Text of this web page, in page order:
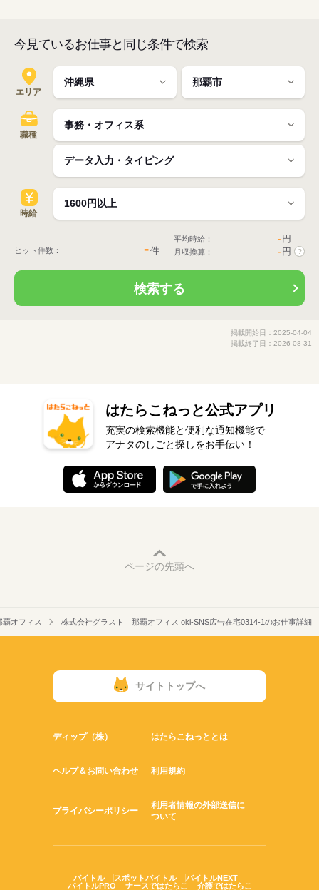
今見ているお仕事と同じ条件で検索
エリア
職種
時給
ヒット件数： -件
平均時給： - 円
月収換算： - 円 ?
検索する
掲載開始日：2025-04-04
掲載終了日：2026-08-31
はたらこねっと公式アプリ
充実の検索機能と便利な通知機能で
アナタのしごと探しをお手伝い！
ページの先頭へ
オフィス 株式会社グラスト 那覇オフィス oki-SNS広告在宅0314-1のお仕事詳細
サイトトップへ
ディップ（株） はたらこねっととは
ヘルプ＆お問い合わせ 利用規約
プライバシーポリシー
利用者情報の外部送信に
ついて
バイトル スポットバイトル
バイトルNEXT
バイトルPRO
ナースではたらこ 介護ではたらこ